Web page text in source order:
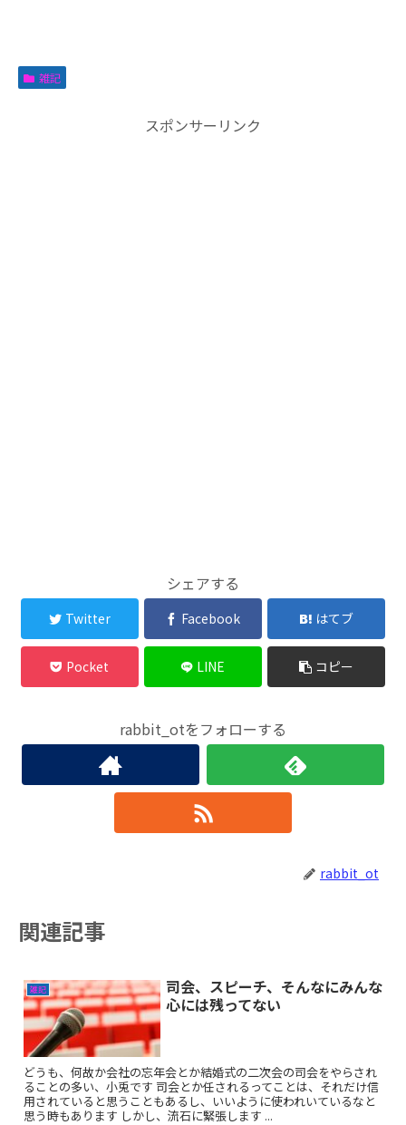
雑記
スポンサーリンク
シェアする
Twitter Facebook はてブ
Pocket LINE コピー
rabbit_otをフォローする
rabbit_ot
関連記事
雑記
司会、スピーチ、そんなにみんな
心には残ってない
どうも、何故か会社の忘年会とか結婚式の二次会の司会をやらされ
ることの多い、小兎です 司会とか任されるってことは、それだけ信
用されていると思うこともあるし、いいように使われいているなと
思う時もあります しかし、流石に緊張します ...